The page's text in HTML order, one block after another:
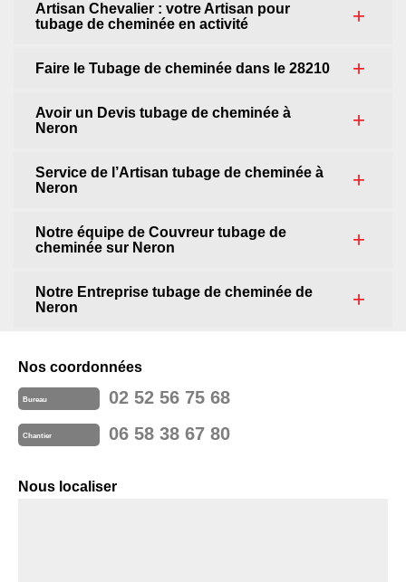
Artisan Chevalier : votre Artisan pour
tubage de cheminée en activité
Faire le Tubage de cheminée dans le 28210
Avoir un Devis tubage de cheminée à
Neron
Service de l’Artisan tubage de cheminée à
Neron
Notre équipe de Couvreur tubage de
cheminée sur Neron
Notre Entreprise tubage de cheminée de
Neron
Nos coordonnées
Bureau 02 52 56 75 68
Chantier 06 58 38 67 80
Nous localiser